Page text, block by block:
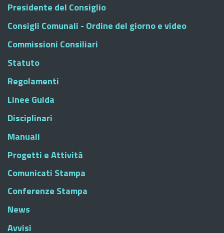
Presidente del Consiglio
Consigli Comunali - Ordine del giorno e video
Commissioni Consiliari
Statuto
Regolamenti
Linee Guida
Disciplinari
Manuali
Progetti e Attività
Comunicati Stampa
Conferenze Stampa
News
Avvisi